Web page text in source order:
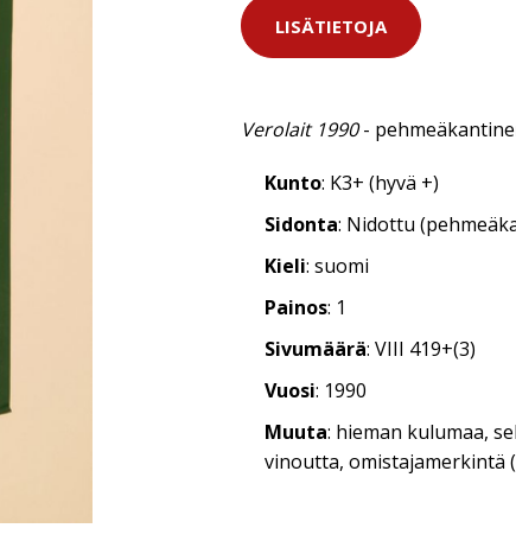
LISÄTIETOJA
Verolait 1990-
Kunto: K3+ (hyvä +)
Sidonta: Nidottu
Kieli: suomi
Painos: 1
Sivumäärä: VIII 419+(3)
Vuosi: 1990
Muuta: hieman kulumaa,
vinoutta, omistajamerkintä